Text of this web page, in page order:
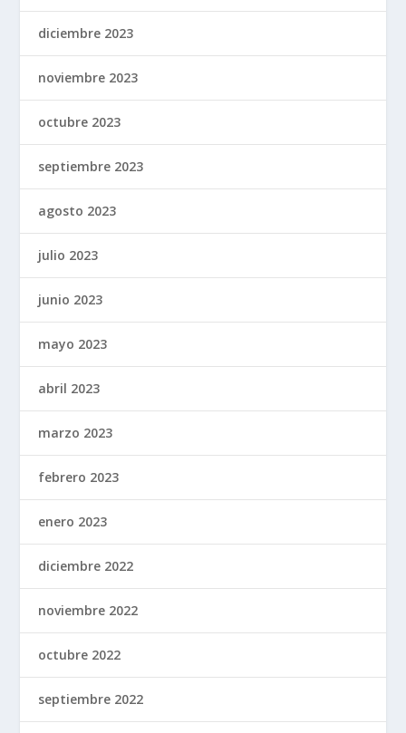
diciembre 2023
noviembre 2023
octubre 2023
septiembre 2023
agosto 2023
julio 2023
junio 2023
mayo 2023
abril 2023
marzo 2023
febrero 2023
enero 2023
diciembre 2022
noviembre 2022
octubre 2022
septiembre 2022